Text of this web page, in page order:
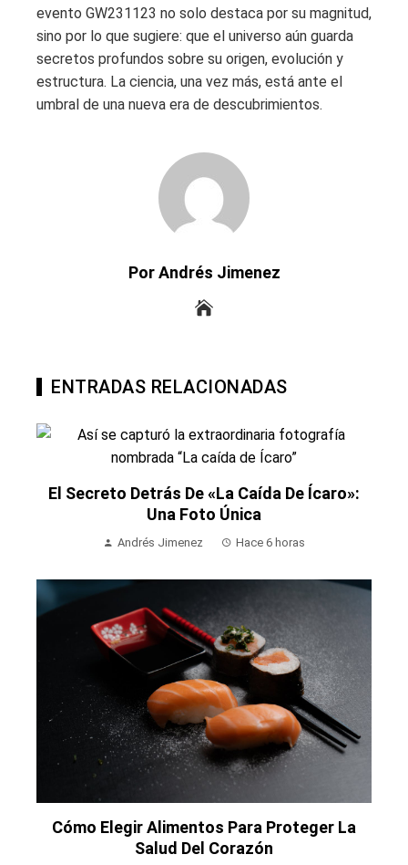
evento GW231123 no solo destaca por su magnitud,
sino por lo que sugiere: que el universo aún guarda
secretos profundos sobre su origen, evolución y
estructura. La ciencia, una vez más, está ante el
umbral de una nueva era de descubrimientos.
Por Andrés Jimenez
ENTRADAS RELACIONADAS
El Secreto Detrás De «La Caída De Ícaro»:
Una Foto Única
Andrés Jimenez Hace 6 horas
Cómo Elegir Alimentos Para Proteger La
Salud Del Corazón